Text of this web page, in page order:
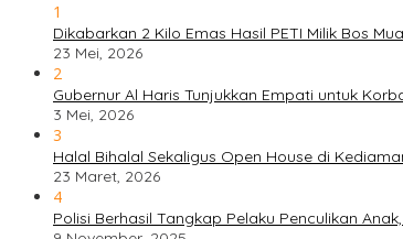
1
Dikabarkan 2 Kilo Emas Hasil PETI Milik Bos
23 Mei, 2026
2
Gubernur Al Haris Tunjukkan Empati untuk
3 Mei, 2026
3
Halal Bihalal Sekaligus Open House di
23 Maret, 2026
4
Polisi Berhasil Tangkap Pelaku Penculikan